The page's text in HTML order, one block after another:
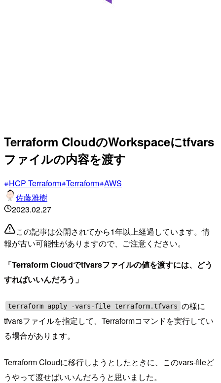
Terraform CloudのWorkspaceにtfvars
ファイルの内容を渡す
HCP Terraform Terraform AWS
佐藤雅樹
2023.02.27
この記事は公開されてから1年以上経過しています。情
報が古い可能性がありますので、ご注意ください。
「Terraform Cloudでtfvarsファイルの値を渡すには、どう
すればいいんだろう」
terraform apply -vars-file terraform.tfvars の様に
tfvarsファイルを指定して、Terraformコマンドを実行してい
る場合があります。
Terraform Cloudに移行しようとしたときに、このvars-fileど
うやって渡せばいいんだろうと思いました。